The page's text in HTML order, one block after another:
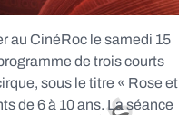
au CinéRoc le samedi 15
de trois courts
sous le titre « Rose et
de 6 à 10 ans. La séance